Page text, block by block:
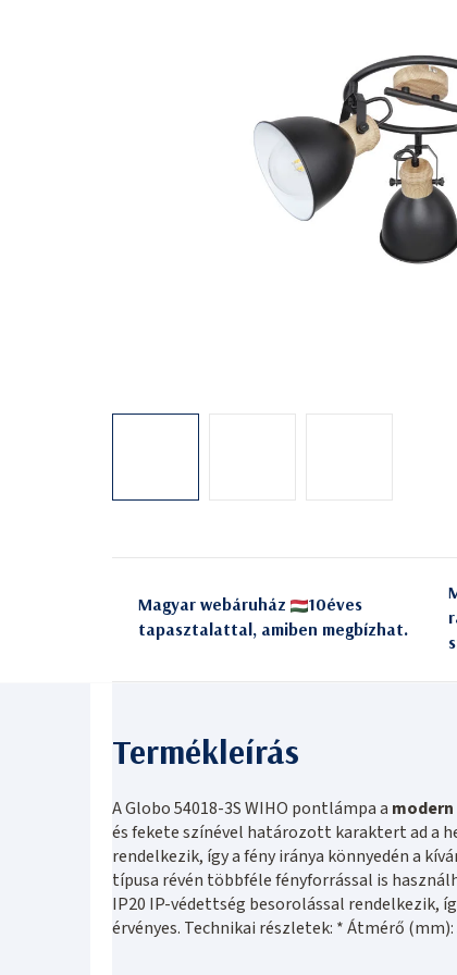
Magyar webáruház
10éves
tapasztalattal, amiben megbízhat.
A Globo 54018-3S WIHO pontlámpa a
és fekete színével határozott karaktert ad a
rendelkezik, így a fény iránya könnyedén a
típusa révén többféle fényforrással is
IP20 IP-védettség besorolással rendelkezik,
érvényes. Technikai részletek: * Átmérő